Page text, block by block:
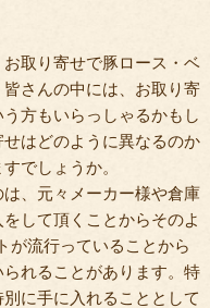
取り寄せで豚ロース・ベ
さんの中には、お取り寄
方もいらっしゃるかもし
はどのように異なるのか
でしょうか。
、元々メーカー様や倉庫
して頂くことからそのよ
が流行っていることから
れることがあります。特
に手に入れることとして